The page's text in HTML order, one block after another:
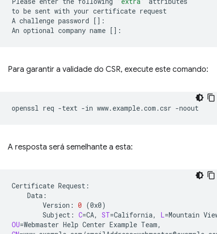
to be sent with your certificate request
A challenge password [] :
An optional company name []
Para garantir a validade do CSR, execute este comando:
openssl req -text -in www.example.com.csr
A resposta será semelhante a esta:
Certificate
Version: 0 (0x0)
Subject: C=CA, ST=California, L=Mountain
OU=Webmaster Help Center Example